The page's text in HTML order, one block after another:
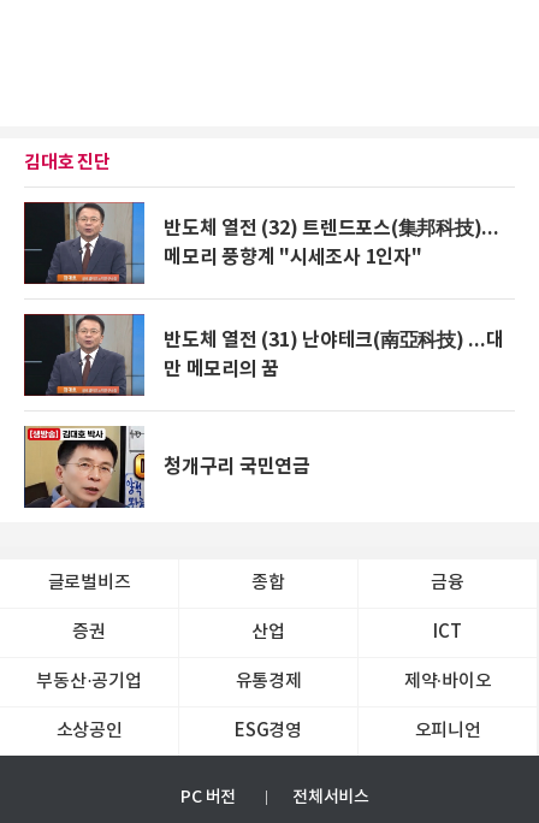
김대호 진단
반도체 열전 (32) 트렌드포스(集邦科技)...
메모리 풍향계 "시세조사 1인자"
반도체 열전 (31) 난야테크(南亞科技) ...대
만 메모리의 꿈
청개구리 국민연금
글로벌비즈 종합 금융
증권 산업 ICT
부동산·공기업 유통경제 제약∙바이오
소상공인 ESG경영 오피니언
PC 버전 전체서비스